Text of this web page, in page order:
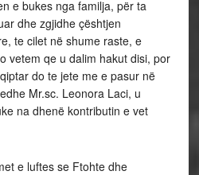
e bukes nga familja, për ta
dhe zgjidhe çështjen
te cilet në shume raste, e
vetem qe u dalim hakut disi, por
do te jete me e pasur në
Mr.sc. Leonora Laci, u
na dhenë kontributin e vet
e luftes se Ftohte dhe